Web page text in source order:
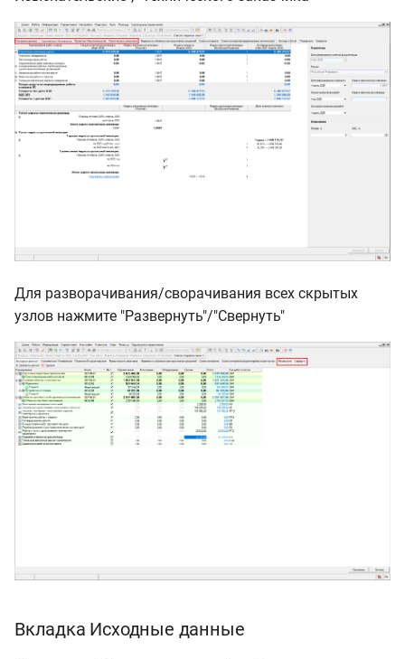
Для разворачивания/сворачивания всех скрытых
узлов нажмите "Развернуть"/"Свернуть"
Вкладка Исходные данные